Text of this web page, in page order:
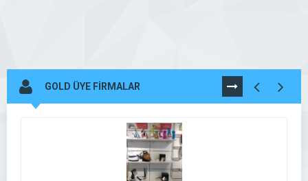
GOLD ÜYE FİRMALAR TÜMÜNÜ
GÖR